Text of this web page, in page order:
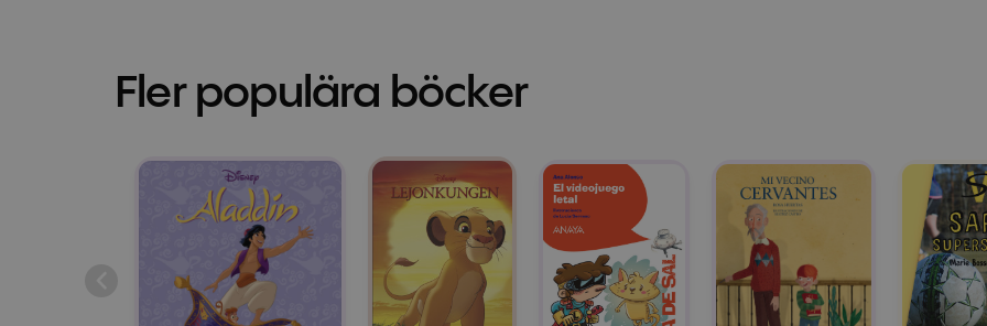
Fler populära böcker